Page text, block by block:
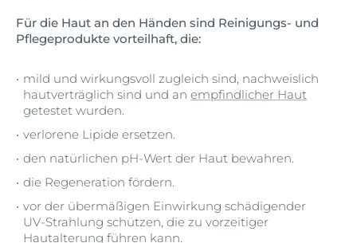
Für die Haut an den Händen sind Reinigungs- und
Pflegeprodukte vorteilhaft, die:
mild und wirkungsvoll zugleich sind, nachweislich
hautverträglich sind und an empfindlicher Haut
getestet wurden.
verlorene Lipide ersetzen.
den natürlichen pH-Wert der Haut bewahren.
die Regeneration fördern.
vor der übermäßigen Einwirkung schädigender
UV-Strahlung schützen, die zu vorzeitiger
Hautalterung führen kann.